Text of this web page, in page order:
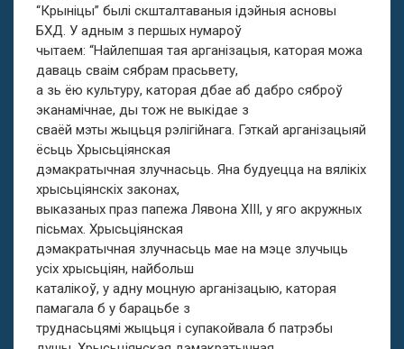
“Крыніцы” былі скшталтаваныя ідэйныя асновы
БХД. У адным з першых нумароў
чытаем: “Найлепшая тая арганізацыя, каторая можа
даваць сваім сябрам прасьвету,
а зь ёю культуру, каторая дбае аб дабро сяброў
эканамічнае, ды тож не выкідае з
сваёй мэты жыцьця рэлігійнага. Гэткай арганізацыяй
ёсьць Хрысьціянская
дэмакратычная злучнасьць. Яна будуецца на вялікіх
хрысьціянскіх законах,
выказаных праз папежа Лявона ХІІІ, у яго акружных
пісьмах. Хрысьціянская
дэмакратычная злучнасьць мае на мэце злучыць
усіх хрысьціян, найбольш
каталікоў, у адну моцную арганізацыю, каторая
памагала б у барацьбе з
труднасьцямі жыцьця і супакойвала б патрэбы